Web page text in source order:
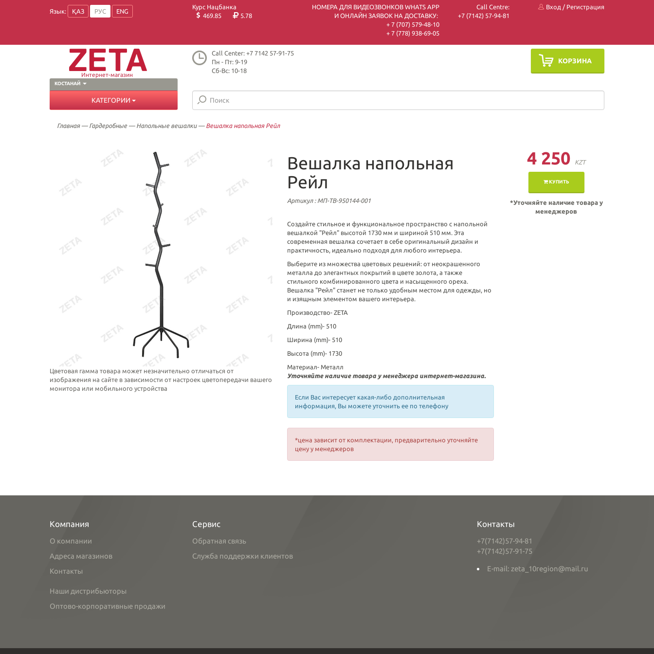
Язык: ҚАЗ РУС ENG
Курс Нацбанка
469.85
5.78
НОМЕРА ДЛЯ ВИДЕОЗВОНКОВ WHATS APP
И ОНЛАЙН ЗАЯВОК НА ДОСТАВКУ:
+ 7 (707) 579-48-10
+ 7 (778) 938-69-05
Call Centre:
+7 (7142) 57-94-81
Вход / Регистрация
КОСТАНАЙ
Интернет-магазин
Call Center: +7 7142 57-91-75
Пн - Пт: 9-19
Сб-Вс: 10-18
КОРЗИНА
КАТЕГОРИИ
Главная— Гардеробные— Напольные вешалки— Вешалка напольная Рейл
Цветовая гамма товара может незначительно отличаться от
изображения на сайте в зависимости от настроек цветопередачи вашего
монитора или мобильного устройства
4 250 KZT
КУПИТЬ
*Уточняйте наличие товара у
менеджеров
Вешалка напольная
Рейл
Артикул: МП-ТВ-950144-001
Создайте стильное и функциональное пространство с напольной
вешалкой "Рейл" высотой 1730 мм и шириной 510 мм. Эта
современная вешалка сочетает в себе оригинальный дизайн и
практичность, идеально подходя для любого интерьера.
Выберите из множества цветовых решений: от неокрашенного
металла до элегантных покрытий в цвете золота, а также
стильного комбинированного цвета и насыщенного ореха.
Вешалка "Рейл" станет не только удобным местом для одежды, но
и изящным элементом вашего интерьера.
Производство- ZETA
Длина (mm)- 510
Ширина (mm)- 510
Высота (mm)- 1730
Материал- Металл
Уточняйте наличие товара у менеджера интернет-магазина.
Если Вас интересует какая-либо дополнительная
информация, Вы можете уточнить ее по телефону
*цена зависит от комплектации, предварительно уточняйте
цену у менеджеров
Компания
О компании
Адреса магазинов
Контакты
Наши дистрибьюторы
Оптово-корпоративные продажи
Сервис
Обратная связь
Служба поддержки клиентов
Контакты
+7(7142)57-94-81
+7(7142)57-91-75
E-mail: zeta_10region@mail.ru